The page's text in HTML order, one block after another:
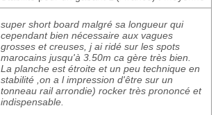
super short board malgré sa longueur qui
cependant bien nécessaire aux vagues
grosses et creuses, j ai ridé sur les spots
marocains jusqu'à 3.50m ca gère très bien.
La planche est étroite et un peu technique en
stabilité ,on a l impression d'être sur un
tonneau rail arrondie) rocker très prononcé et
indispensable.